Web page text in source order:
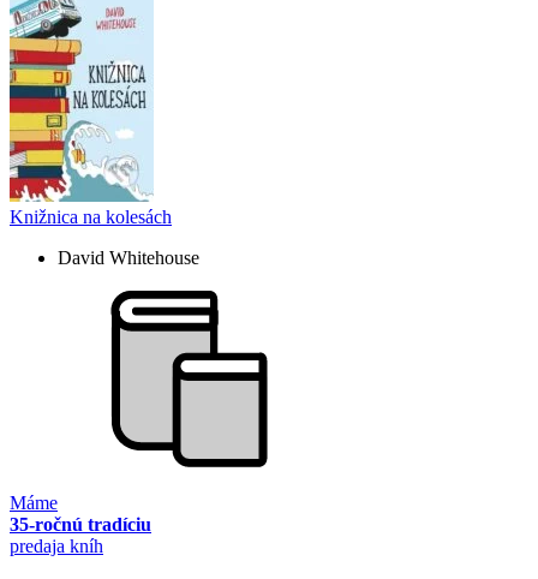
Knižnica na kolesách
David Whitehouse
Máme
35-ročnú tradíciu
predaja kníh